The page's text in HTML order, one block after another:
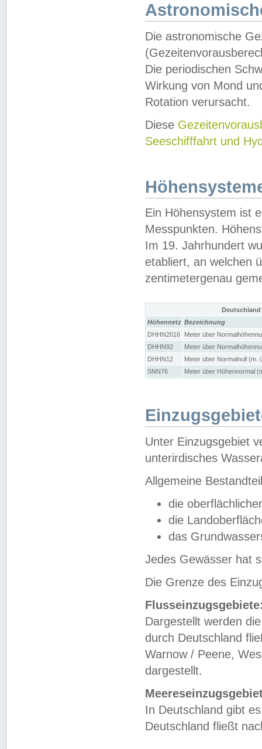
Die astronomische
Die periodischen
Wirkung von Mond
Rotation verursacht.
Diese
Seeschifffahrt und
Ein Höhensystem ist
Messpunkten.
Im 19. Jahrhundert
etabliert, an welchen
zentimetergenau
Höhennetz Bezeichnung
DHHN2016
Meter über
DHHN92
Meter über
DHHN12
Meter über Normalnull (m.
SNN76
Meter über Höhennormal
Unter Einzugsgebiet
unterirdisches
Allgemeine
die
die
das
Jedes Gewässer hat
Die Grenze des
Dargestellt werden
durch Deutschland
Warnow / Peene,
dargestellt.
In Deutschland gibt
Deutschland fließt